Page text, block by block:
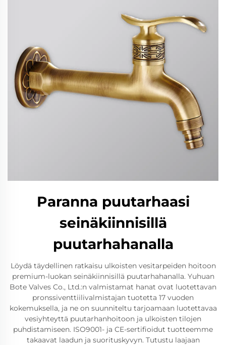
Paranna puutarhaasi
seinäkiinnisillä
puutarhahanalla
Löydä täydellinen ratkaisu ulkoisten vesitarpeiden hoitoon
premium-luokan seinäkiinnisillä puutarhahanalla. Yuhuan
Bote Valves Co., Ltd.:n valmistamat hanat ovat luotettavan
pronssiventtiilivalmistajan tuotetta 17 vuoden
kokemuksella, ja ne on suunniteltu tarjoamaan luotettavaa
vesiyhteyttä puutarhanhoitoon ja ulkoisten tilojen
puhdistamiseen. ISO9001- ja CE-sertifioidut tuotteemme
takaavat laadun ja suorituskyvyn. Tutustu laajaan